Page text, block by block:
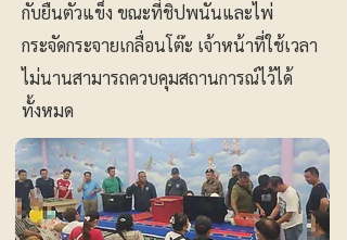
กับยืนตัวแข็ง ขณะที่ชิปพนันและไพ่
กระจัดกระจายเกลื่อนโต๊ะ เจ้าหน้าที่ใช้เวลา
ไม่นานสามารถควบคุมสถานการณ์ไว้ได้
ทั้งหมด